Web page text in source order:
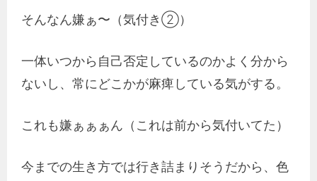
そんなん嫌ぁ〜（気付き②）
一体いつから自己否定しているのかよく分から
ないし、常にどこかが麻痺している気がする。
これも嫌ぁぁぁん（これは前から気付いてた）
今までの生き方では行き詰まりそうだから、色